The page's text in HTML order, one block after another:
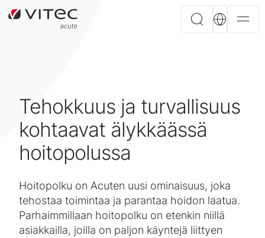
Tehokkuus ja turvallisuus
kohtaavat älykkäässä
hoitopolussa
Hoitopolku on Acuten uusi ominaisuus, joka
tehostaa toimintaa ja parantaa hoidon laatua.
Parhaimmillaan hoitopolku on etenkin niillä
asiakkailla, joilla on paljon käyntejä liittyen